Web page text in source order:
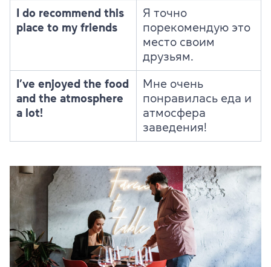
I do recommend this
place to my friends
Я точно
порекомендую это
место своим
друзьям.
I’ve enjoyed the food
and the atmosphere
a lot!
Мне очень
понравилась еда и
атмосфера
заведения!